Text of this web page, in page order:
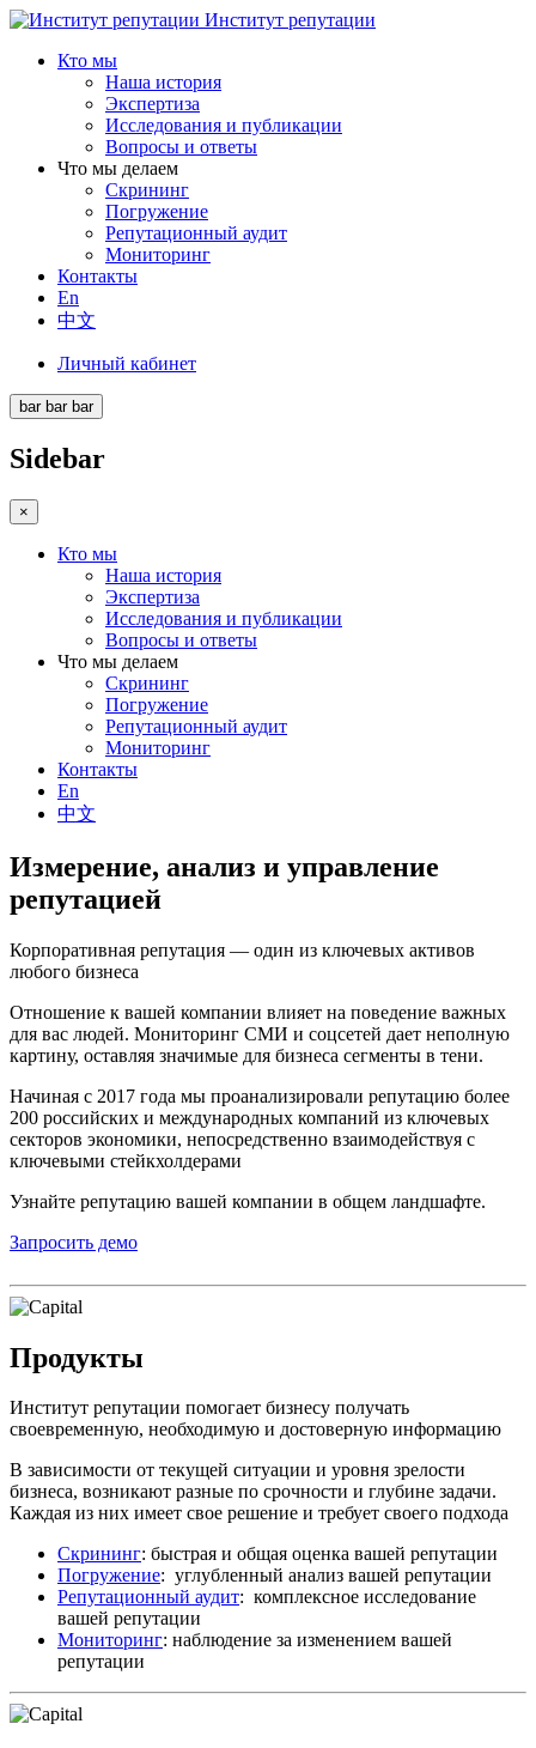
Институт репутации
Кто мы
Наша история
Экспертиза
Исследования и публикации
Вопросы и ответы
Что мы делаем
Скрининг
Погружение
Репутационный аудит
Мониторинг
Контакты
En
中文
Личный кабинет
bar bar bar
Sidebar
×
Кто мы
Наша история
Экспертиза
Исследования и публикации
Вопросы и ответы
Что мы делаем
Скрининг
Погружение
Репутационный аудит
Мониторинг
Контакты
En
中文
Измерение, анализ и управление
репутацией
Корпоративная репутация — один из ключевых активов
любого бизнеса
Отношение к вашей компании влияет на поведение важных
для вас людей. Мониторинг СМИ и соцсетей дает неполную
картину, оставляя значимые для бизнеса сегменты в тени.
Начиная с 2017 года мы проанализировали репутацию более
200 российских и международных компаний из ключевых
секторов экономики, непосредственно взаимодействуя с
ключевыми стейкхолдерами
Узнайте репутацию вашей компании в общем ландшафте.
Запросить демо
Продукты
Институт репутации помогает бизнесу получать
своевременную, необходимую и достоверную информацию
В зависимости от текущей ситуации и уровня зрелости
бизнеса, возникают разные по срочности и глубине задачи.
Каждая из них имеет свое решение и требует своего подхода
Скрининг: быстрая и общая оценка вашей репутации
Погружение: углубленный анализ вашей репутации
Репутационный аудит: комплексное исследование
вашей репутации
Мониторинг: наблюдение за изменением вашей
репутации